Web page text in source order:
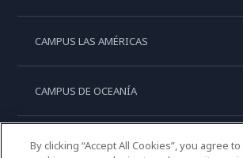
CAMPUS LAS AMÉRICAS
CAMPUS DE OCEANÍA
CAMPUS DE ASIA
By clicking “Accept All Cookies”, you agree